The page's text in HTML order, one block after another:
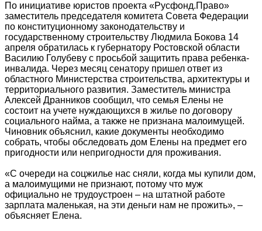
По инициативе юристов проекта «Русфонд.Право»
заместитель председателя комитета Совета Федерации
по конституционному законодательству и
государственному строительству Людмила Бокова 14
апреля обратилась к губернатору Ростовской области
Василию Голубеву с просьбой защитить права ребенка-
инвалида. Через месяц сенатору пришел ответ из
областного Министерства строительства, архитектуры и
территориального развития. Заместитель министра
Алексей Дранников сообщил, что семья Елены не
состоит на учете нуждающихся в жилье по договору
социального найма, а также не признана малоимущей.
Чиновник объяснил, какие документы необходимо
собрать, чтобы обследовать дом Елены на предмет его
пригодности или непригодности для проживания.
«С очереди на соцжилье нас сняли, когда мы купили дом,
а малоимущими не признают, потому что муж
официально не трудоустроен – на штатной работе
зарплата маленькая, на эти деньги нам не прожить», –
объясняет Елена.